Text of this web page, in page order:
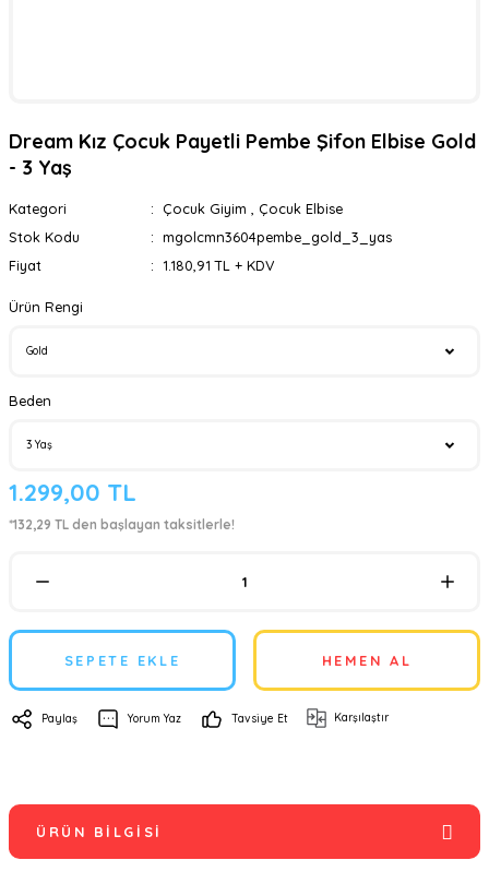
Dream Kız Çocuk Payetli Pembe Şifon Elbise Gold
- 3 Yaş
Kategori Çocuk Giyim
Çocuk Elbise
Stok Kodu
mgolcmn3604pembe_gold_3_yas
Fiyat
1.180,91 TL + KDV
Ürün Rengi
Beden
1.299,00 TL
*132,29 TL den başlayan taksitlerle!
SEPETE EKLE HEMEN AL
Paylaş Yorum Yaz Tavsiye Et Karşılaştır
ÜRÜN BILGISI